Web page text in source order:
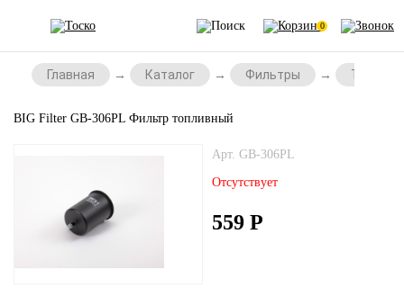
0
Главная Каталог Фильтры
BIG Filter GB-306PL Фильтр топливный
Арт. GB-306PL
Отсутствует
559 Р